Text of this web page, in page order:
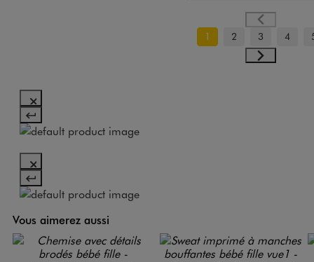
1 2 3 4
Vous aimerez aussi